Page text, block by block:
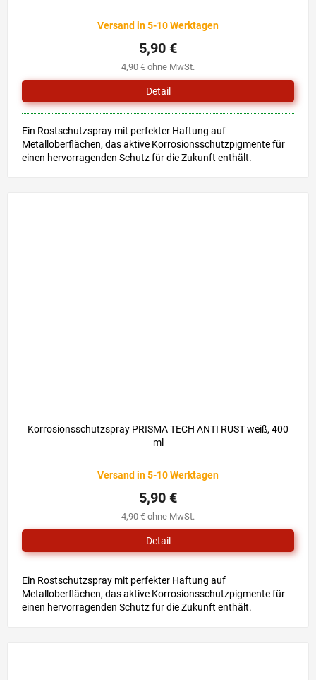
Versand in 5-10 Werktagen
4,90 € ohne MwSt.
5,90 €
Detail
Ein Rostschutzspray mit perfekter Haftung auf
Metalloberflächen, das aktive Korrosionsschutzpigmente für
einen hervorragenden Schutz für die Zukunft enthält.
Korrosionsschutzspray PRISMA TECH ANTI RUST weiß, 400
ml
Versand in 5-10 Werktagen
4,90 € ohne MwSt.
5,90 €
Detail
Ein Rostschutzspray mit perfekter Haftung auf
Metalloberflächen, das aktive Korrosionsschutzpigmente für
einen hervorragenden Schutz für die Zukunft enthält.